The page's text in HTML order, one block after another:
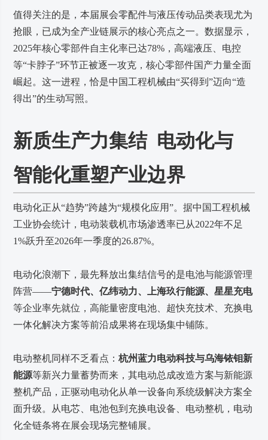
值得关注的是，本届展会零配件与液压传动品类表现尤为
抢眼，已成为全产业链展示的核心亮点之一。数据显示，
2025年核心零部件自主化率已达78%，高端液压、电控
等“卡脖子”环节正被逐一攻克，核心零部件国产力量全面
崛起。这一进程，恰是中国工程机械由“买得到”迈向“造
得出”的生动写照。
新质生产力集结 电动化与
智能化重塑产业边界
电动化正从“趋势”跨越为“规模化应用”。据中国工程机械
工业协会统计，电动装载机市场渗透率已从2022年不足
1%跃升至2026年一季度的26.87%。
电动化浪潮下，最先释放出集结信号的是电池与能源管理
阵营——宁德时代、亿纬动力、上海玖行能源、星星充电
等企业率先就位，高能量密度电池、超快充技术、充换电
一体化解决方案等前沿成果将在现场集中铺陈。
电动整机同样不乏看点：杭州蓝力电动科技与乌海铱钼新
能源等新兴力量蓄势而来，其电动总成改造方案与新能源
整机产品，正驱动电动化从单一设备向系统级解决方案全
面升级。从电芯、电池包到充换电设备、电动整机，电动
化全链条将在展会现场完整铺展。